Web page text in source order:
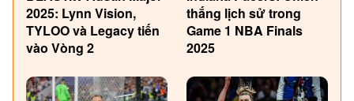
2025: Lynn Vision,
TYLOO và Legacy tiến
vào Vòng 2
thắng lịch sử trong
Game 1 NBA Finals
2025